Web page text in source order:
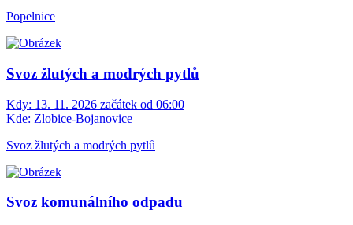
Popelnice
Svoz žlutých a modrých pytlů
Kdy: 13. 11. 2026 začátek od 06:00
Kde: Zlobice-Bojanovice
Svoz žlutých a modrých pytlů
Svoz komunálního odpadu